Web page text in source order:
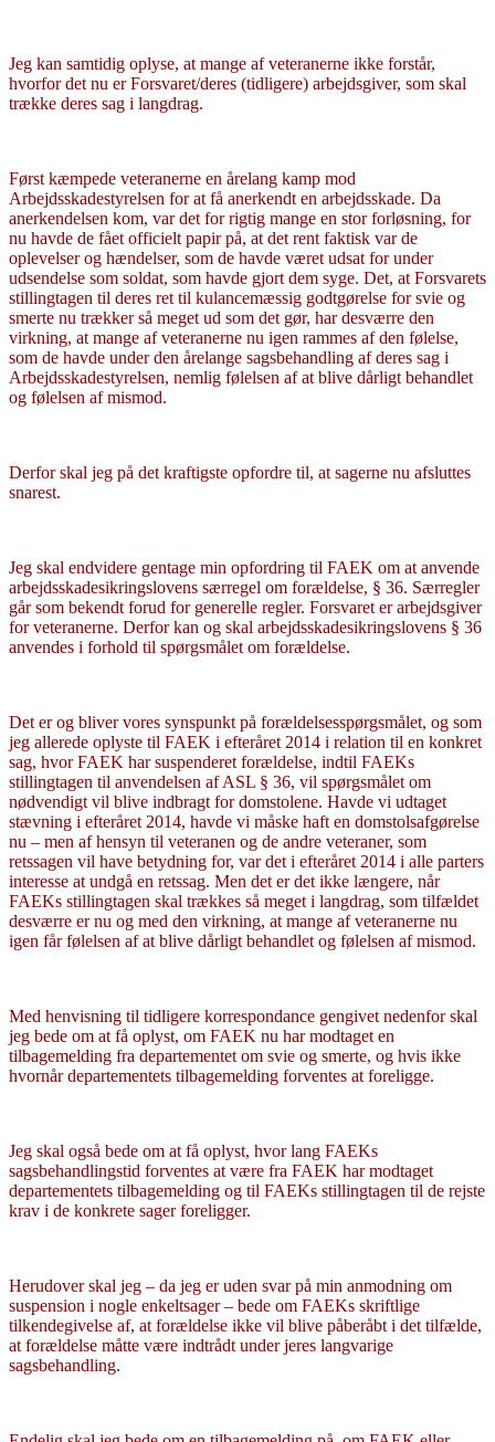
Jeg kan samtidig oplyse, at mange af veteranerne ikke forstår,
hvorfor det nu er Forsvaret/deres (tidligere) arbejdsgiver, som skal
trække deres sag i langdrag.
Først kæmpede veteranerne en årelang kamp mod
Arbejdsskadestyrelsen for at få anerkendt en arbejdsskade. Da
anerkendelsen kom, var det for rigtig mange en stor forløsning, for
nu havde de fået officielt papir på, at det rent faktisk var de
oplevelser og hændelser, som de havde været udsat for under
udsendelse som soldat, som havde gjort dem syge. Det, at Forsvarets
stillingtagen til deres ret til kulancemæssig godtgørelse for svie og
smerte nu trækker så meget ud som det gør, har desværre den
virkning, at mange af veteranerne nu igen rammes af den følelse,
som de havde under den årelange sagsbehandling af deres sag i
Arbejdsskadestyrelsen, nemlig følelsen af at blive dårligt behandlet
og følelsen af mismod.
Derfor skal jeg på det kraftigste opfordre til, at sagerne nu afsluttes
snarest.
Jeg skal endvidere gentage min opfordring til FAEK om at anvende
arbejdsskadesikringslovens særregel om forældelse, § 36. Særregler
går som bekendt forud for generelle regler. Forsvaret er arbejdsgiver
for veteranerne. Derfor kan og skal arbejdsskadesikringslovens § 36
anvendes i forhold til spørgsmålet om forældelse.
Det er og bliver vores synspunkt på forældelsesspørgsmålet, og som
jeg allerede oplyste til FAEK i efteråret 2014 i relation til en konkret
sag, hvor FAEK har suspenderet forældelse, indtil FAEKs
stillingtagen til anvendelsen af ASL § 36, vil spørgsmålet om
nødvendigt vil blive indbragt for domstolene. Havde vi udtaget
stævning i efteråret 2014, havde vi måske haft en domstolsafgørelse
nu – men af hensyn til veteranen og de andre veteraner, som
retssagen vil have betydning for, var det i efteråret 2014 i alle parters
interesse at undgå en retssag. Men det er det ikke længere, når
FAEKs stillingtagen skal trækkes så meget i langdrag, som tilfældet
desværre er nu og med den virkning, at mange af veteranerne nu
igen får følelsen af at blive dårligt behandlet og følelsen af mismod.
Med henvisning til tidligere korrespondance gengivet nedenfor skal
jeg bede om at få oplyst, om FAEK nu har modtaget en
tilbagemelding fra departementet om svie og smerte, og hvis ikke
hvornår departementets tilbagemelding forventes at foreligge.
Jeg skal også bede om at få oplyst, hvor lang FAEKs
sagsbehandlingstid forventes at være fra FAEK har modtaget
departementets tilbagemelding og til FAEKs stillingtagen til de rejste
krav i de konkrete sager foreligger.
Herudover skal jeg – da jeg er uden svar på min anmodning om
suspension i nogle enkeltsager – bede om FAEKs skriftlige
tilkendegivelse af, at forældelse ikke vil blive påberåbt i det tilfælde,
at forældelse måtte være indtrådt under jeres langvarige
sagsbehandling.